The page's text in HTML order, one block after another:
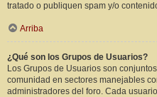
tratado o publiquen spam y/o
Arriba
¿Qué son los Grupos de Usuarios?
Los Grupos de Usuarios son
comunidad en sectores manejables
administradores del foro. Cada